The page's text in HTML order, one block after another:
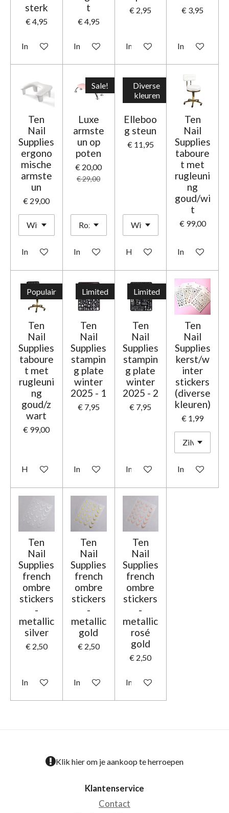
sterk
€ 4,95
In winkelwagen
t
€ 4,95
In winkelwagen
€ 2,95
In winkelwagen
€ 3,95
In
Ten
Nail
Supplies
ergono
mische
armste
un
€ 29,00
In winkelwagen
Sale!
Luxe
armste
un op
poten
€ 20,00
€ 29,00
In winkelwagen
Diverse
kleuren
Elleboo
g steun
€ 11,95
Houd mij op de hoogte
Ten
Nail
Supplies
taboure
t met
rugleuni
ng
goud/wi
t
€ 99,00
In
Populair
Ten
Nail
Supplies
taboure
t met
rugleuni
ng
goud/z
wart
€ 99,00
Houd mij op de hoogte
Limited
Ten
Nail
Supplies
stampin
g plate
winter
2025 - 1
€ 7,95
In winkelwagen
Limited
Ten
Nail
Supplies
stampin
g plate
winter
2025 - 2
€ 7,95
In winkelwagen
Ten
Nail
Supplies
kerst/w
inter
stickers
(diverse
kleuren)
€ 1,99
In
Ten
Nail
Supplies
french
ombre
stickers
-
metallic
silver
€ 2,50
In winkelwagen
Ten
Nail
Supplies
french
ombre
stickers
-
metallic
gold
€ 2,50
In winkelwagen
Ten
Nail
Supplies
french
ombre
stickers
-
metallic
rosé
gold
€ 2,50
In winkelwagen
Klik hier om je aankoop te herroepen
Klantenservice
Contact